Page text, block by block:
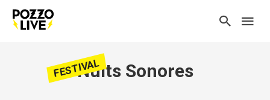
FESTIVALNuits Sonores